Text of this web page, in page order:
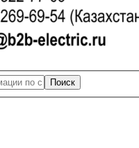
Поиск